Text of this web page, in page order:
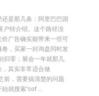
是那几条：阿里巴巴国
户转介绍。这个路径没
广告确实能带来一些可
，买家一封询盘同时发
归零；展会一年就那几
其实非常适合做
前，需要搞清楚的问题
就搜索“cof ...